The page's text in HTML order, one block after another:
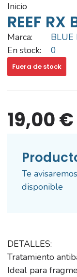
inicio
REEF RX
Marca:
BLUE
En stock:
0
Fuera de stock
19,00 €
Te
disponible
DETALLES:
Tratamiento
Ideal para